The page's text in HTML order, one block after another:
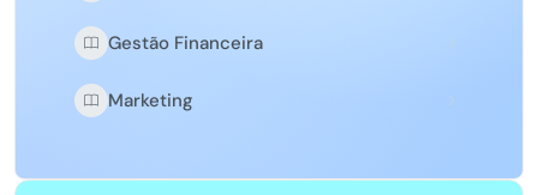
Gestão Financeira
Marketing